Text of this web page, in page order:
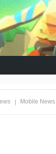
| Mobile News